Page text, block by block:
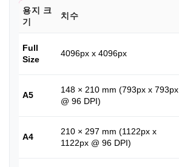
용지 크
기
치수
Full
Size
4096px x 4096px
A5
148 × 210 mm (793px x 793px
@ 96 DPI)
A4
210 × 297 mm (1122px x
1122px @ 96 DPI)